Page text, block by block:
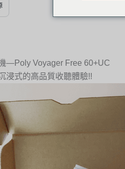
—Poly Voyager Free 60+UC
浸式的高品質收聽體驗!!